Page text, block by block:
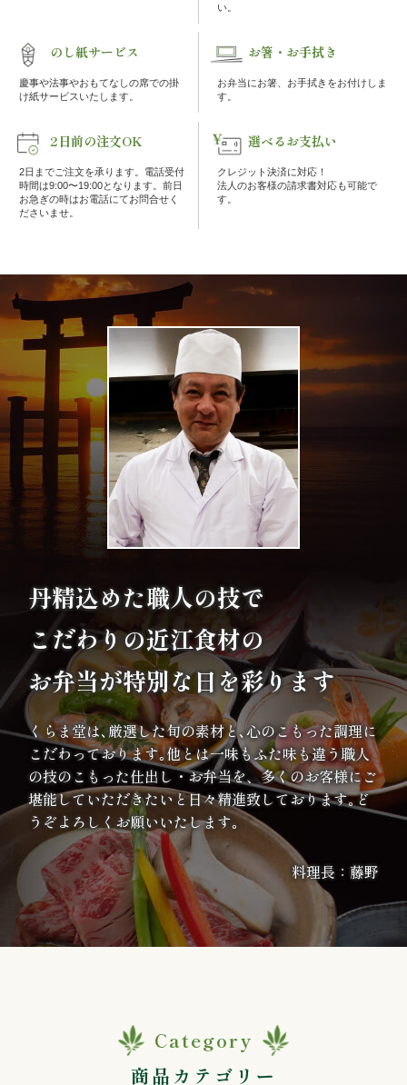
注
方
法・
エ
リ
ア
お
敷
舗
案
内
種
類
ら
選
い。
のし紙サービス
慶事や法事やおもてなしの席での掛
け紙サービスいたします。
お箸・お手拭き
お弁当にお箸、お手拭きをお付けしま
す。
2日前の注文OK
2日までご注文を承ります。電話受付
時間は9:00〜19:00となります。前日
お急ぎの時はお電話にてお問合せく
ださいませ。
選べるお支払い
クレジット決済に対応！
法人のお客様の請求書対応も可能で
す。
丹精込めた職人の技で
こだわりの近江食材の
お弁当が特別な日を彩ります
くらま堂は､厳選した旬の素材と､心のこもった調理に
こだわっております｡他とは一味もふた味も違う職人
の技のこもった仕出し・お弁当を、多くのお客様にご
堪能していただきたいと日々精進致しております｡ど
うぞよろしくお願いいたします｡
料理長：藤野
Category
商品カテゴリー